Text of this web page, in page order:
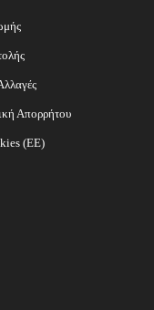
Απορρήτου
(ΕΕ)